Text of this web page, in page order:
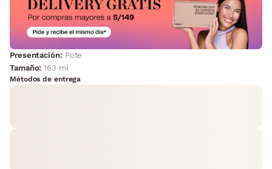
Presentación: Pote
Tamaño:163 ml
Métodos de entrega